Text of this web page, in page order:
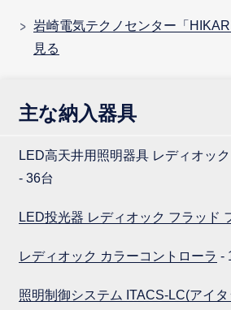
岩崎電気テクノセンター「
見る
主な納入器具
LED高天井用照明器具 レディオッ
- 36台
LED投光器 レディオック フラッド
レディオック カラーコントローラ -
照明制御システム ITACS-LC(アイ